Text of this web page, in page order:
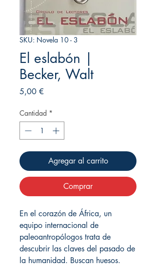
SKU: Novela 10 - 3
El eslabón |
Becker, Walt
5,00 €
Cantidad *
Agregar al carrito
Comprar
En el corazón de África, un
equipo internacional de
paleoantropólogos trata de
descubrir las claves del pasado de
la humanidad. Buscan huesos.